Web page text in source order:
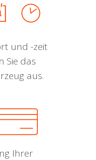
und -zeit
Sie das
aus.
Ihrer